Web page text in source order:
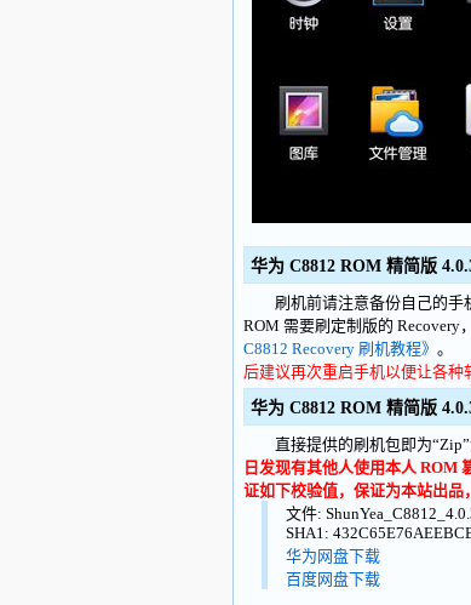
华为 C8812 ROM 精简版
刷机前请注意备份自己的手
ROM 需要刷定制版的 Recovery
C8812 Recovery 刷机教程》
后建议再次重启手机以便让各种
华为 C8812 ROM 精简版
直接提供的刷机包即为“Zip”
日发现有其他人使用本人 ROM
证如下校验值，保证为本站出品
文件:
SHA1:
华为网盘下载
百度网盘下载